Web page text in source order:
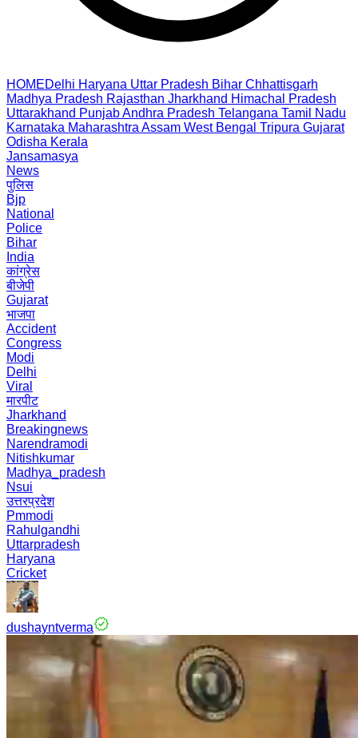
HOMEDelhi Haryana Uttar Pradesh Bihar Chhattisgarh
Madhya Pradesh Rajasthan Jharkhand Himachal Pradesh
Uttarakhand PunjabAndhra Pradesh Telangana Tamil Nadu
Karnataka Maharashtra Assam West Bengal Tripura Gujarat
Odisha Kerala
Jansamasya
News
पुलिस
Bjp
National
Police
Bihar
India
कांग्रेस
बीजेपी
Gujarat
भाजपा
Accident
Congress
Modi
Delhi
Viral
मारपीट
Jharkhand
Breakingnews
Narendramodi
Nitishkumar
Madhya_pradesh
Nsui
उत्तरप्रदेश
Pmmodi
Rahulgandhi
Uttarpradesh
Haryana
Cricket
dushayntverma